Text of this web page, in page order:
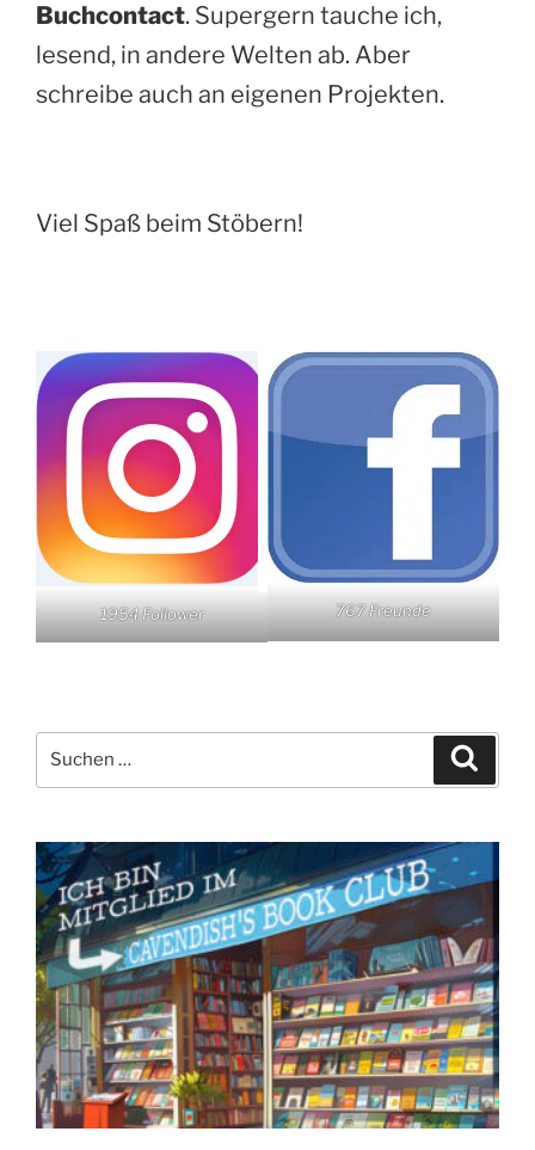
Buchcontact. Supergern tauche ich,
lesend, in andere Welten ab. Aber
schreibe auch an eigenen Projekten.
Viel Spaß beim Stöbern!
1954 Follower 767 Freunde
nach: